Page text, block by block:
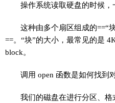
操作系统读取硬盘的时候
这种由多个扇区组成的==“
==。“块”的大小，最常见的是
block。
调用 open 函数是如何找到
我们的磁盘在进行分区、